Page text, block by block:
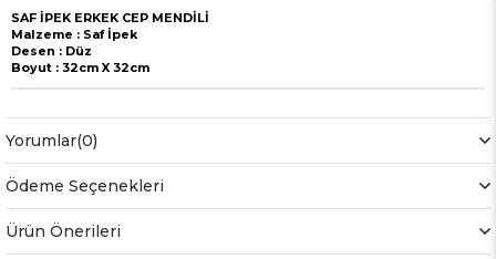
SAF İPEK ERKEK CEP MENDİLİ
Malzeme : Saf İpek
Desen : Düz
Boyut : 32cm X 32cm
Yorumlar(0)
Ödeme Seçenekleri
Ürün Önerileri